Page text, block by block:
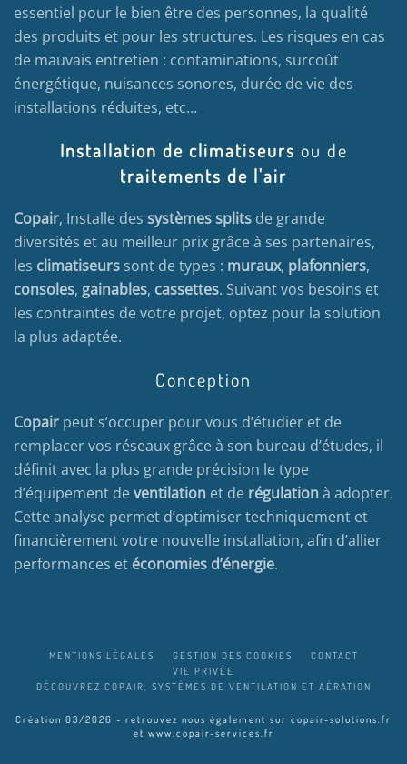
essentiel pour le bien être des personnes, la qualité
des produits et pour les structures. Les risques en cas
de mauvais entretien : contaminations, surcoût
énergétique, nuisances sonores, durée de vie des
installations réduites, etc…
Installation de climatiseurs ou de
traitements de l'air
Copair, Installe des systèmes splits de grande
diversités et au meilleur prix grâce à ses partenaires,
les climatiseurs sont de types : muraux, plafonniers,
consoles, gainables, cassettes. Suivant vos besoins et
les contraintes de votre projet, optez pour la solution
la plus adaptée.
Conception
Copair peut s’occuper pour vous d’étudier et de
remplacer vos réseaux grâce à son bureau d’études, il
définit avec la plus grande précision le type
d’équipement deventilation et de régulationà adopter.
Cette analyse permet d’optimiser techniquement et
financièrement votre nouvelle installation, afin d’allier
performances et économies d’énergie.
MENTIONS LÉGALES GESTION DES COOKIES
CONTACT
VIE PRIVÉE
DÉCOUVREZ COPAIR, SYSTÈMES DE VENTILATION ET AÉRATION
Création 03/2026 - retrouvez nous également sur copair-solutions.fr
et www.copair-services.fr